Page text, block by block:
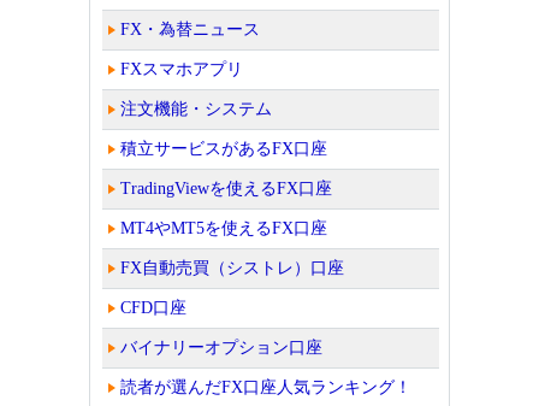
FX・為替ニュース
FXスマホアプリ
注文機能・システム
積立サービスがあるFX口座
TradingViewを使えるFX口座
MT4やMT5を使えるFX口座
FX自動売買（シストレ）口座
CFD口座
バイナリーオプション口座
読者が選んだFX口座人気ランキング！